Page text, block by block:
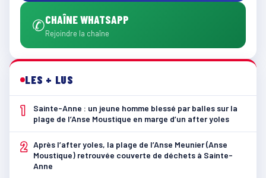
✆CHAÎNE WHATSAPP
Rejoindre la chaîne
LES + LUS
1
Sainte-Anne : un jeune homme blessé par balles sur la
plage de l’Anse Moustique en marge d’un after yoles
2 Après l’after yoles, la plage de l’Anse Meunier (Anse
Moustique) retrouvée couverte de déchets à Sainte-
Anne